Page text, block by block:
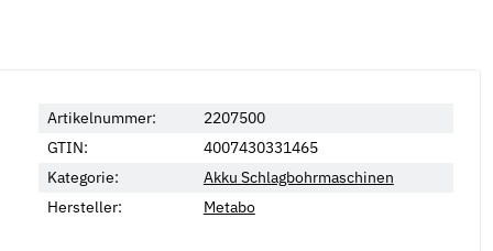
Artikelnummer:
2207500
GTIN:
4007430331465
Kategorie:
Akku Schlagbohrmaschinen
Hersteller:
Metabo